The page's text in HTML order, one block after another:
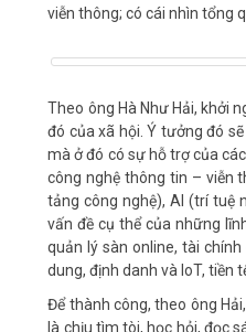
viễn thông; có cái nhìn tổng
Theo ông Hà Như Hải, khởi
đó của xã hội. Ý tưởng đó
mà ở đó có sự hỗ trợ của
công nghệ thông tin – viễn
tảng công nghệ), AI (trí tuệ
vấn đề cụ thể của những
quản lý sàn online, tài
dung, định danh và IoT, tiền
Để thành công, theo ông
là chịu tìm tòi, học hỏi, đọc